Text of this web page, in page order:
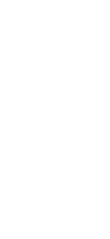
入住和退房時間，